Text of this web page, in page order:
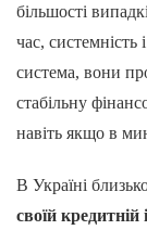
більшості
час,
система, вони
стабільну
навіть якщо в
В Україні
своїй кредитній